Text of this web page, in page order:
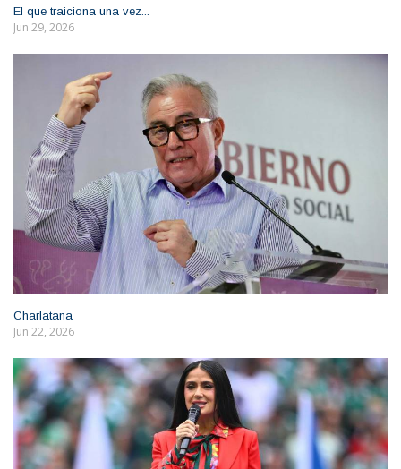
El que traiciona una vez...
Jun 29, 2026
Charlatana
Jun 22, 2026